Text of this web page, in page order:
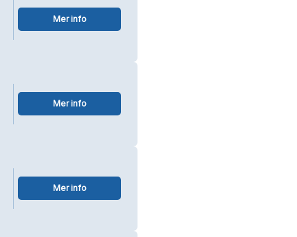
Mer info
Mer info
Mer info